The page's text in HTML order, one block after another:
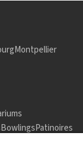
Montpellier
BowlingsPatinoires